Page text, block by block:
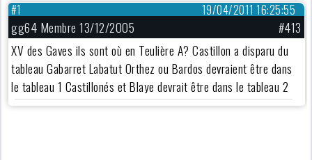
19/04/2011 16:25:55
#1
gg64 Membre 13/12/2005
#413
XV des Gaves ils sont où en Teulière A? Castillon a disparu du
tableau Gabarret Labatut Orthez ou Bardos devraient être dans
le tableau 1 Castillonés et Blaye devrait être dans le tableau 2